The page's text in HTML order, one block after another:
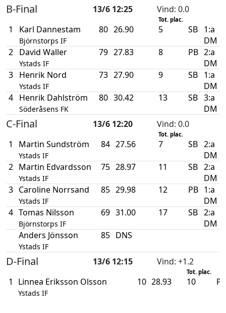
B-Final 13/6 12:25 Vind: 0.0
Tot. plac.
1 Karl Dannestam
Björnstorps IF
80 26.90 5 SB
1:a
DM
2
David Waller
Ystads IF
79 27.83 8 PB 2:a
DM
3
Henrik Nord
Ystads IF
73 27.90 9 SB
1:a
DM
4
Henrik Dahlström
Söderåsens FK
80 30.42 13 SB 3:a
DM
C-Final 13/6 12:20 Vind: 0.0
Tot. plac.
1 Martin Sundström
Ystads IF
84 27.56 7 SB 2:a
DM
2 Martin Edvardsson
Ystads IF
75 28.97 11 SB 2:a
DM
3 Caroline Norrsand
Ystads IF
85 29.98 12 PB 1:a
DM
4 Tomas Nilsson
Björnstorps IF
69 31.00 17 SB 2:a
DM
Anders Jönsson
Ystads IF
85 DNS
D-Final 13/6 12:15 Vind: +1.2
Tot. plac.
1 Linnea Eriksson Olsson
Ystads IF
10 28.93 10 PB